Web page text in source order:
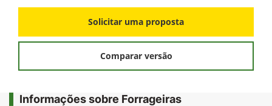
Solicitar uma proposta
Comparar versão
Informações sobre Forrageiras